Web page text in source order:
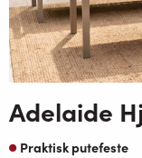
Praktisk putefeste